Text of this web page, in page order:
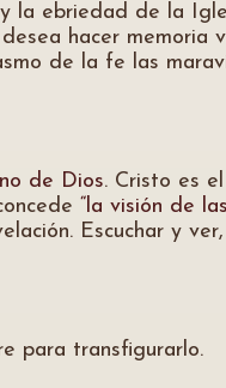
la ebriedad de la
hacer memoria
de la fe las
de Dios. Cristo es
“la visión de
Escuchar y
para transfigurarlo.